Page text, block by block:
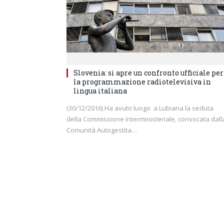
Slovenia: si apre un confronto ufficiale per
la programmazione radiotelevisiva in
lingua italiana
(30/12/2016) Ha avuto luogo a Lubiana la seduta
della Commissione interministeriale, convocata
Comunità Autogestita…